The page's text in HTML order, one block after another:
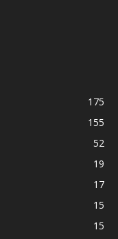
175
155
52
19
17
15
15